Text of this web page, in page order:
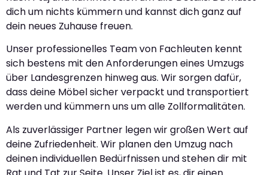
dich um nichts kümmern und kannst dich ganz auf
dein neues Zuhause freuen.
Unser professionelles Team von Fachleuten kennt
sich bestens mit den Anforderungen eines Umzugs
über Landesgrenzen hinweg aus. Wir sorgen dafür,
dass deine Möbel sicher verpackt und transportiert
werden und kümmern uns um alle Zollformalitäten.
Als zuverlässiger Partner legen wir großen Wert auf
deine Zufriedenheit. Wir planen den Umzug nach
deinen individuellen Bedürfnissen und stehen dir mit